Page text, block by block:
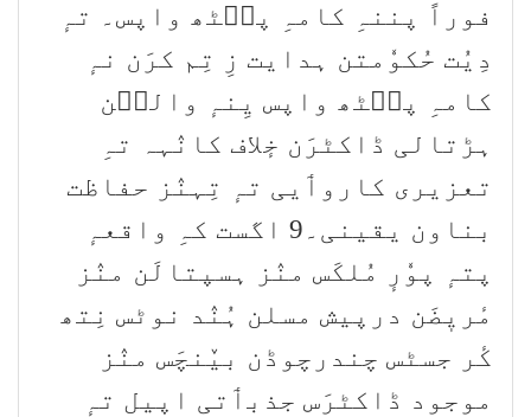
فوراً پننہِ کامہِ پٮ۪ٹھ واپس۔ تہٕ
دِیُت حُکوٗمتن ہدایت زِ تِم کرَن نہٕ
کامہِ پٮ۪ٹھ واپس یِنہٕ والٮ۪ن
ہڑتالی ڈاکٹرَن خٕلاف کانٛہہ تہِ
تعزیری کاروٲیی تہٕ تِہنٛز حفاظت
بناون یقینی۔9 اگست کہِ واقعہٕ
پتہٕ پوٗرٕ مُلکَس منٛز ہسپتالَن منٛز
مٔریٖضَن درپیش مسلن ہُنٛد نوٹس نِتھ
کٔر جسٹس چندرچوڈن بیٚنچَس منٛز
موجود ڈاکٹرَس جذبٲتی اپیل تہٕ